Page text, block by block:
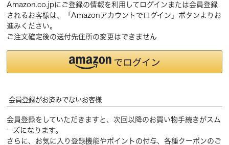
Amazon.co.jpにご登録の情報を利用してログインまたは会員登録
されるお客様は、「Amazonアカウントでログイン」ボタンよりお
進みください。
ご注文確定後の送付先住所の変更はできません
会員登録がお済みでないお客様
会員登録をしていただきますと、次回以降のお買い物手続きがスム
ーズになります。
さらに、お気に入り登録機能やポイントの付与、各種クーポンのご